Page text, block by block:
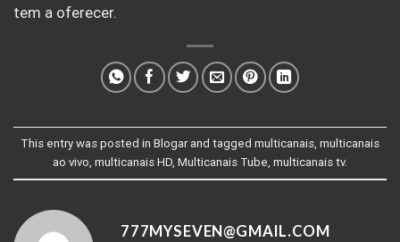
tem a oferecer.
This entry was posted in Blogarand tagged multicanais, multicanais
ao vivo, multicanais HD, Multicanais Tube, multicanais tv.
777MYSEVEN@GMAIL.COM